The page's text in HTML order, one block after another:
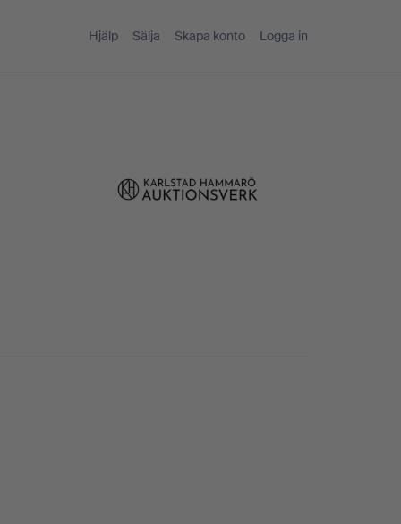
Hjälp Sälja Skapa konto Logga in